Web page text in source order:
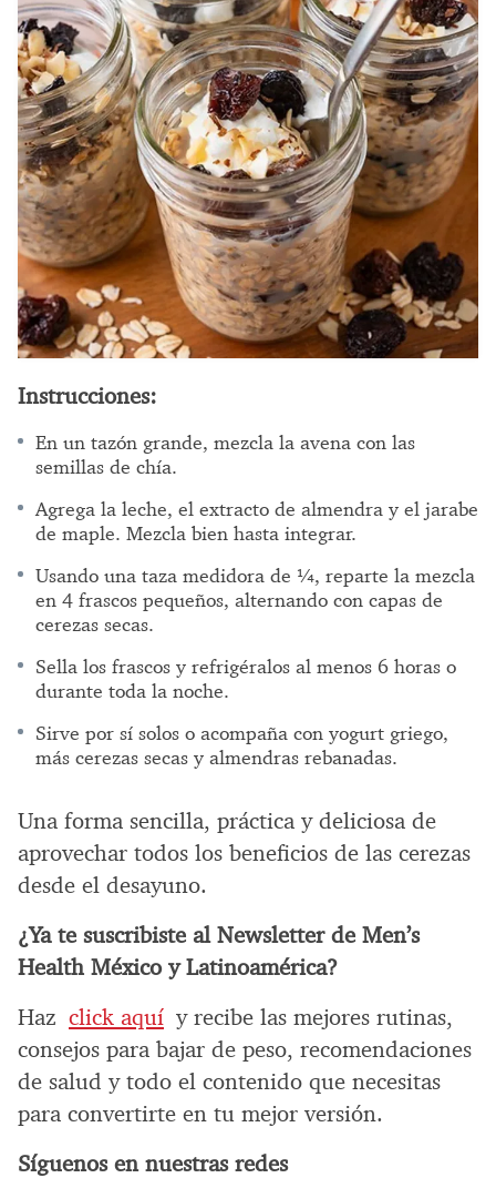
Instrucciones:
En un tazón grande, mezcla la avena con las
semillas de chía.
Agrega la leche, el extracto de almendra y el jarabe
de maple. Mezcla bien hasta integrar.
Usando una taza medidora de ¼, reparte la mezcla
en 4 frascos pequeños, alternando con capas de
cerezas secas.
Sella los frascos y refrigéralos al menos 6 horas o
durante toda la noche.
Sirve por sí solos o acompaña con yogurt griego,
más cerezas secas y almendras rebanadas.
Una forma sencilla, práctica y deliciosa de
aprovechar todos los beneficios de las cerezas
desde el desayuno.
¿Ya te suscribiste al Newsletter de Men’s
Health México y Latinoamérica?
Haz click aquí y recibe las mejores rutinas,
consejos para bajar de peso, recomendaciones
de salud y todo el contenido que necesitas
para convertirte en tu mejor versión.
Síguenos en nuestras redes